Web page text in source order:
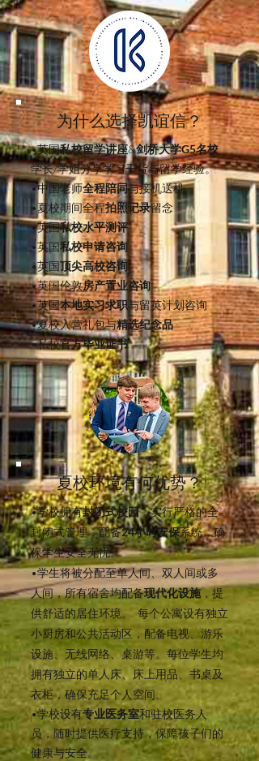
为什么选择凯谊信？
•英国私校留学讲座&剑桥大学G5名校
学长/学姐分享学习干货与留学经验。
•中国老师全程陪同与接机送机
•夏校期间全程拍照记录留念
•英国私校水平测评
•英国私校申请咨询
•英国顶尖高校咨询
•英国伦敦房产置业咨询
•英国本地实习求职与留英计划咨询
•夏校入营礼包与精选纪念品
•私校官方毕业证书
夏校环境有何优势？
•学校拥有封闭式校园，实行严格的全
封闭式管理，配备24小时安保系统，确
保学生安全无忧。
•学生将被分配至单人间、双人间或多
人间，所有宿舍均配备现代化设施，提
供舒适的居住环境。 每个公寓设有独立
小厨房和公共活动区，配备电视、游乐
设施、无线网络、桌游等。每位学生均
拥有独立的单人床、床上用品、书桌及
衣柜，确保充足个人空间。
•学校设有专业医务室和驻校医务人
员，随时提供医疗支持，保障孩子们的
健康与安全。